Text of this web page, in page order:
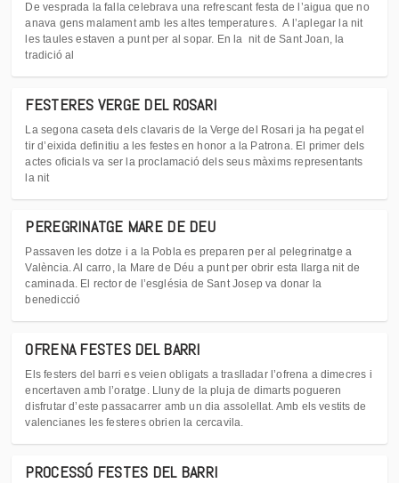
De vesprada la falla celebrava una refrescant festa de l’aigua que no
anava gens malament amb les altes temperatures. A l’aplegar la nit
les taules estaven a punt per al sopar. En la nit de Sant Joan, la
tradició al
FESTERES VERGE DEL ROSARI
La segona caseta dels clavaris de la Verge del Rosari ja ha pegat el
tir d’eixida definitiu a les festes en honor a la Patrona. El primer dels
actes oficials va ser la proclamació dels seus màxims representants
la nit
PEREGRINATGE MARE DE DEU
Passaven les dotze i a la Pobla es preparen per al pelegrinatge a
València. Al carro, la Mare de Déu a punt per obrir esta llarga nit de
caminada. El rector de l’església de Sant Josep va donar la
benedicció
OFRENA FESTES DEL BARRI
Els festers del barri es veien obligats a traslladar l’ofrena a dimecres i
encertaven amb l’oratge. Lluny de la pluja de dimarts pogueren
disfrutar d’este passacarrer amb un dia assolellat. Amb els vestits de
valencianes les festeres obrien la cercavila.
PROCESSÓ FESTES DEL BARRI